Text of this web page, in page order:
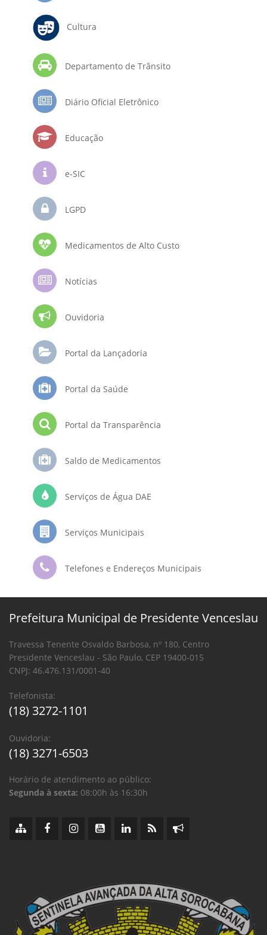
Cultura
Departamento de Trânsito
Diário Oficial Eletrônico
Educação
e-SIC
LGPD
Medicamentos de Alto Custo
Notícias
Ouvidoria
Portal da Lançadoria
Portal da Saúde
Portal da Transparência
Saldo de Medicamentos
Serviços de Água DAE
Serviços Municipais
Telefones e Endereços Municipais
Prefeitura Municipal de Presidente Venceslau
Travessa Tenente Osvaldo Barbosa, nº 180, Centro
Presidente Venceslau - São Paulo, CEP 19400-015
CNPJ: 46.476.131/0001-40
Telefonista:
(18) 3272-1101
Ouvidoria:
(18) 3271-6503
Horário de atendimento ao público:
Segunda à sexta: 08:00h às 16:30h